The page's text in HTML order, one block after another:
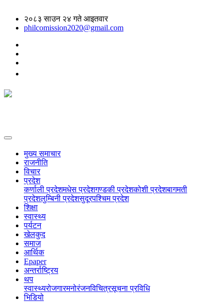
२०८३ साउन २४ गते आइतवार
philcomission2020@gmail.com
मुख्य समाचार
राजनीति
विचार
प्रदेश
कर्णाली प्रदेशमधेस प्रदेशगण्डकी प्रदेशकोशी प्रदेशबागमती
प्रदेशलुम्बिनी प्रदेशसुदूरपश्चिम प्रदेश
शिक्षा
स्वास्थ्य
पर्यटन
खेलकुद
समाज
आर्थिक
Epaper
अन्तर्राष्ट्रिय
थप
स्वास्थ्यरोजगारमनोरंजनविचित्रसूचना प्रविधि
भिडियो